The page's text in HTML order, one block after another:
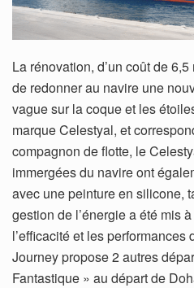
La rénovation, d’un coût de
de redonner au navire une
vague sur la coque et les
marque Celestyal, et
compagnon de flotte, le
immergées du navire ont
avec une peinture en silicone,
gestion de l’énergie a été mis
l’efficacité et les
Journey propose 2 autres
Fantastique » au départ de